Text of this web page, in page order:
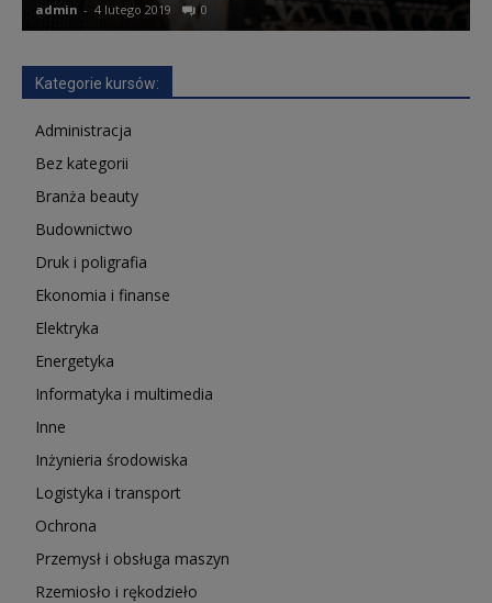
admin - 4 lutego 2019 0
Kategorie kursów:
Administracja
Bez kategorii
Branża beauty
Budownictwo
Druk i poligrafia
Ekonomia i finanse
Elektryka
Energetyka
Informatyka i multimedia
Inne
Inżynieria środowiska
Logistyka i transport
Ochrona
Przemysł i obsługa maszyn
Rzemiosło i rękodzieło